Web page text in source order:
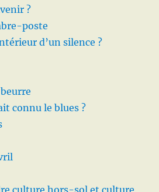
?
poste
d’un silence ?
connu le blues ?